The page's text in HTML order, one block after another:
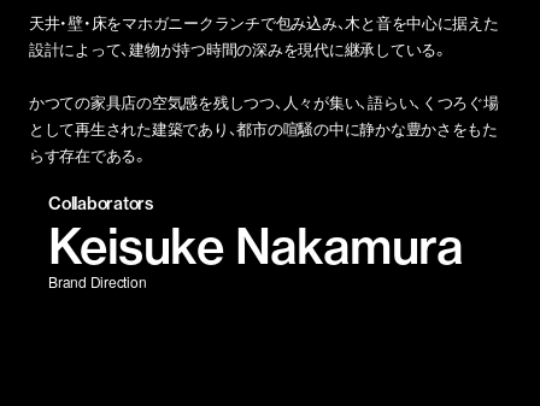
天井・壁・床をマホガニークランチで包み込み、木と音を中心に据えた
設計によって、建物が持つ時間の深みを現代に継承している。
かつての家具店の空気感を残しつつ、人々が集い、語らい、くつろぐ場
として再生された建築であり、都市の喧騒の中に静かな豊かさをもた
らす存在である。
Collaborators
Keisuke Nakamura
Brand Direction